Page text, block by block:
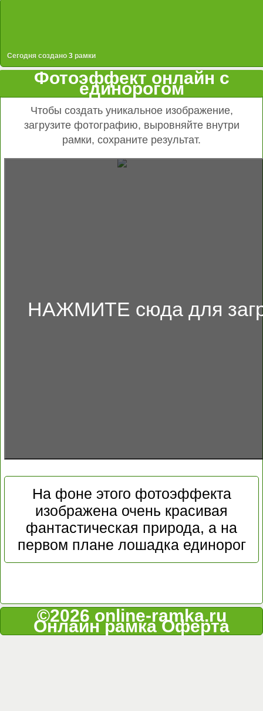
Сегодня создано 3 рамки
Фотоэффект онлайн с
единорогом
Чтобы создать уникальное изображение,
загрузите фотографию, выровняйте внутри
рамки, сохраните результат.
НАЖМИТЕ сюда для
На фоне этого фотоэффекта
изображена очень красивая
фантастическая природа, а на
первом плане лошадка единорог
©2026 online-ramka.ru
Онлайн рамкаОферта